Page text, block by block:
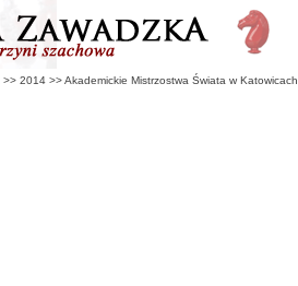
>> 2014 >>Akademickie Mistrzostwa Świata w Katowicach